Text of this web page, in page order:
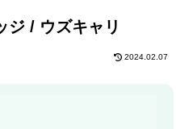
ジ / ウズキャリ
2024.02.07